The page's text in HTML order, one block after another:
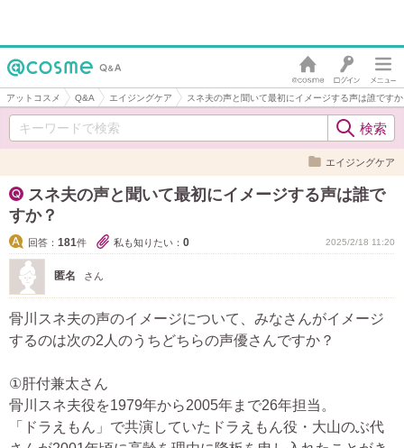
アットコスメ Q&A エイジングケア スネ夫の声と聞いて最初にイメージする声は誰です
エイジングケア
スネ夫の声と聞いて最初にイメージする声は誰で
すか？
回答： 181件 私も知りたい： 0 2025/2/18 11:20
匿名 さん
骨川スネ夫の声のイメージについて、みなさんがイメージ
するのは次の2人のうちどちらの声優さんですか？
①肝付兼太さん
骨川スネ夫役を1979年から2005年まで26年担当。
「ドラえもん」で共演していたドラえもん役・大山のぶ代